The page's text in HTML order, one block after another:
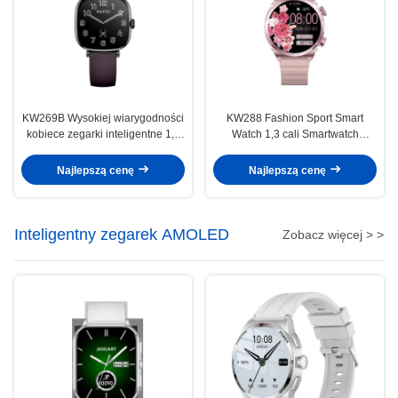
KW269B Wysokiej wiarygodności
kobiece zegarki inteligentne 1,7
inteligentne dla kobiet
Najlepszą cenę
KW288 Fashion Sport Smart
Watch 1,3 cali Smartwatch
Najlepszą cenę
Inteligentny zegarek AMOLED Zobacz więcej > >